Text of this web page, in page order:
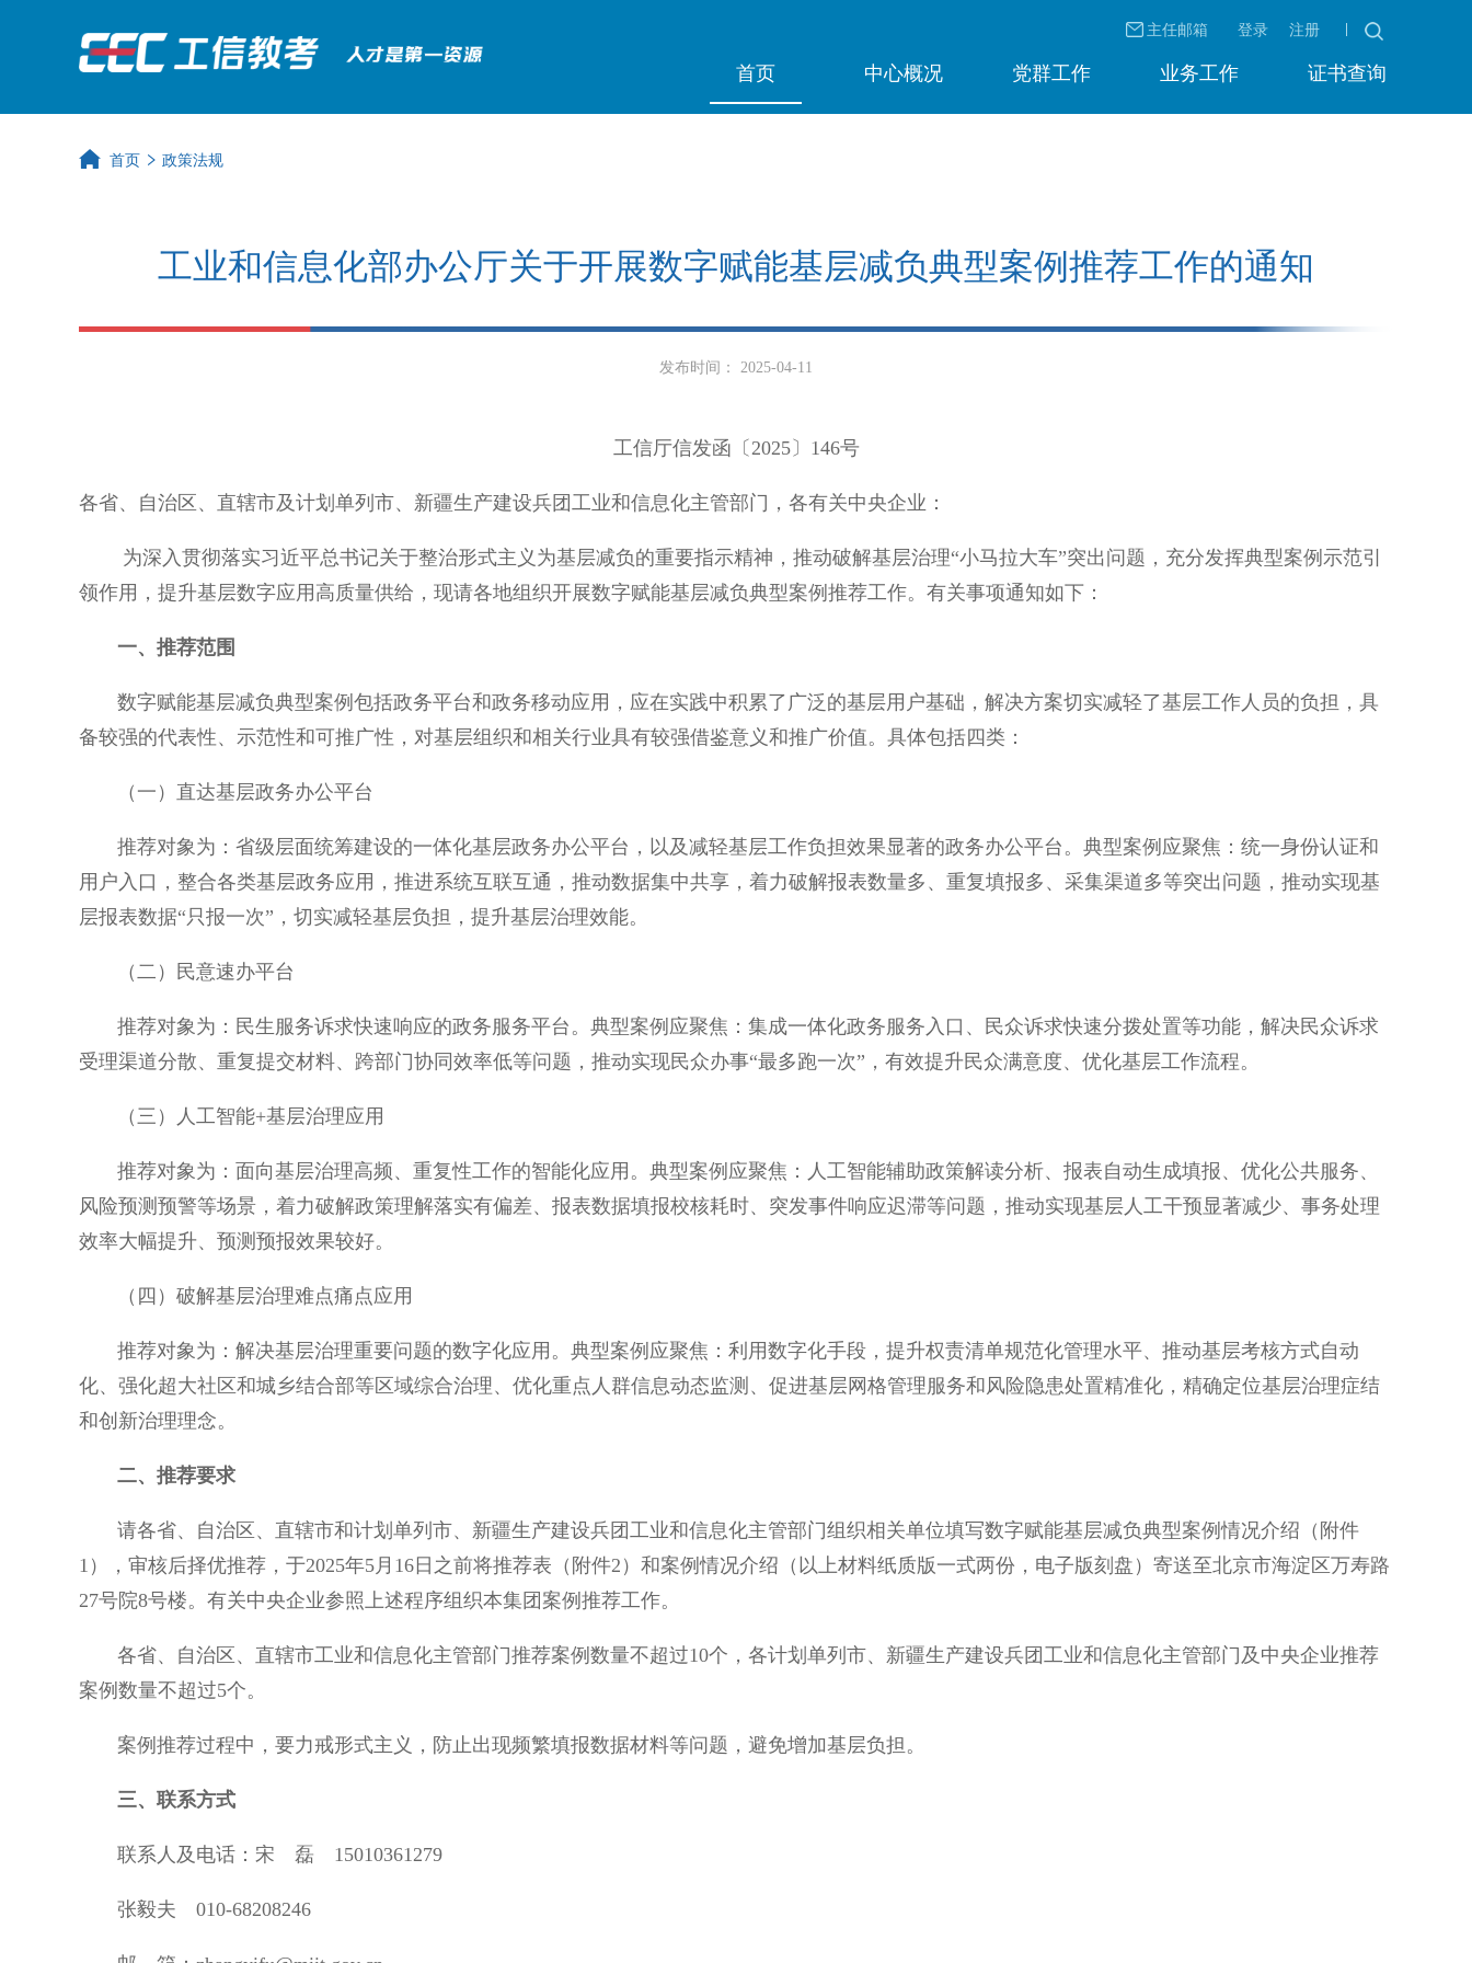
主任邮箱 登录 注册
首页 中心概况 党群工作 业务工作 证书查询
首页 政策法规
工业和信息化部办公厅关于开展数字赋能基层减负典型案例推荐工作的通知
发布时间： 2025-04-11
工信厅信发函〔2025〕146号
各省、自治区、直辖市及计划单列市、新疆生产建设兵团工业和信息化主管部门，各有关中央企业：
为深入贯彻落实习近平总书记关于整治形式主义为基层减负的重要指示精神，推动破解基层治理“小马拉大车”突出问题，充分发挥典型案例示范引
领作用，提升基层数字应用高质量供给，现请各地组织开展数字赋能基层减负典型案例推荐工作。有关事项通知如下：
一、推荐范围
数字赋能基层减负典型案例包括政务平台和政务移动应用，应在实践中积累了广泛的基层用户基础，解决方案切实减轻了基层工作人员的负担，具
备较强的代表性、示范性和可推广性，对基层组织和相关行业具有较强借鉴意义和推广价值。具体包括四类：
（一）直达基层政务办公平台
推荐对象为：省级层面统筹建设的一体化基层政务办公平台，以及减轻基层工作负担效果显著的政务办公平台。典型案例应聚焦：统一身份认证和
用户入口，整合各类基层政务应用，推进系统互联互通，推动数据集中共享，着力破解报表数量多、重复填报多、采集渠道多等突出问题，推动实现基
层报表数据“只报一次”，切实减轻基层负担，提升基层治理效能。
（二）民意速办平台
推荐对象为：民生服务诉求快速响应的政务服务平台。典型案例应聚焦：集成一体化政务服务入口、民众诉求快速分拨处置等功能，解决民众诉求
受理渠道分散、重复提交材料、跨部门协同效率低等问题，推动实现民众办事“最多跑一次”，有效提升民众满意度、优化基层工作流程。
（三）人工智能+基层治理应用
推荐对象为：面向基层治理高频、重复性工作的智能化应用。典型案例应聚焦：人工智能辅助政策解读分析、报表自动生成填报、优化公共服务、
风险预测预警等场景，着力破解政策理解落实有偏差、报表数据填报校核耗时、突发事件响应迟滞等问题，推动实现基层人工干预显著减少、事务处理
效率大幅提升、预测预报效果较好。
（四）破解基层治理难点痛点应用
推荐对象为：解决基层治理重要问题的数字化应用。典型案例应聚焦：利用数字化手段，提升权责清单规范化管理水平、推动基层考核方式自动
化、强化超大社区和城乡结合部等区域综合治理、优化重点人群信息动态监测、促进基层网格管理服务和风险隐患处置精准化，精确定位基层治理症结
和创新治理理念。
二、推荐要求
请各省、自治区、直辖市和计划单列市、新疆生产建设兵团工业和信息化主管部门组织相关单位填写数字赋能基层减负典型案例情况介绍（附件
1），审核后择优推荐，于2025年5月16日之前将推荐表（附件2）和案例情况介绍（以上材料纸质版一式两份，电子版刻盘）寄送至北京市海淀区万寿路
27号院8号楼。有关中央企业参照上述程序组织本集团案例推荐工作。
各省、自治区、直辖市工业和信息化主管部门推荐案例数量不超过10个，各计划单列市、新疆生产建设兵团工业和信息化主管部门及中央企业推荐
案例数量不超过5个。
案例推荐过程中，要力戒形式主义，防止出现频繁填报数据材料等问题，避免增加基层负担。
三、联系方式
联系人及电话：宋 磊 15010361279
张毅夫 010-68208246